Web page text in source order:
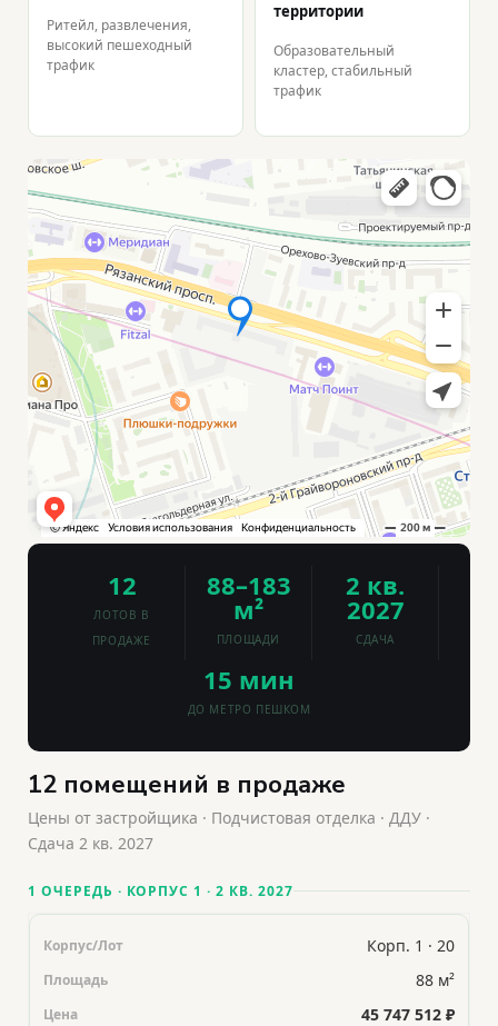
Ритейл, развлечения,
высокий пешеходный
трафик
территории
Образовательный
кластер, стабильный
трафик
12
ЛОТОВ В
ПРОДАЖЕ
88–183
м²
ПЛОЩАДИ
2 кв.
2027
СДАЧА
15 мин
ДО МЕТРО ПЕШКОМ
12 помещений в продаже
Цены от застройщика · Подчистовая отделка · ДДУ ·
Сдача 2 кв. 2027
1 ОЧЕРЕДЬ · КОРПУС 1 · 2 КВ. 2027
Корп. 1 · 20
88 м²
45 747 512 ₽